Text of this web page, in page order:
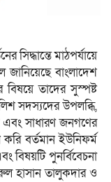
সিদ্ধান্তে মাঠপর্যায়ে
জানিয়েছে বাংলাদেশ
তাদের সুস্পষ্ট
সদস্যদের উপলব্ধি,
এবং সাধারণ জনগণের
বর্তমান ইউনিফর্ম
বিষয়টি পুনর্বিবেচনা
হাসান তালুকদার ও